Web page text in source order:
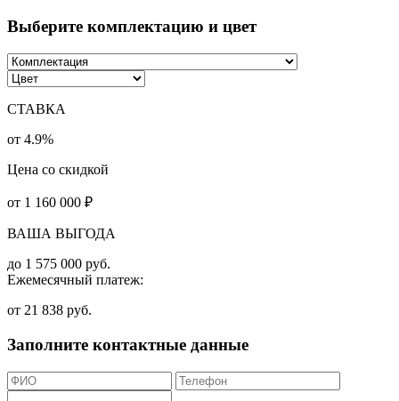
Выберите комплектацию и цвет
СТАВКА
от 4.9%
Цена со скидкой
от 1 160 000 ₽
ВАША ВЫГОДА
до 1 575 000 руб.
Ежемесячный платеж:
от 21 838 руб.
Заполните контактные данные